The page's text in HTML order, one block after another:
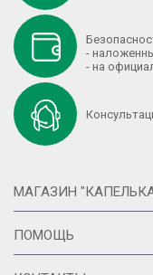
-
- на
МАГАЗИН
ПОМОЩЬ